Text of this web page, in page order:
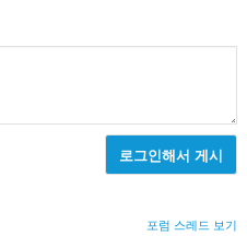
로그인해서 게시
포럼 스레드 보기